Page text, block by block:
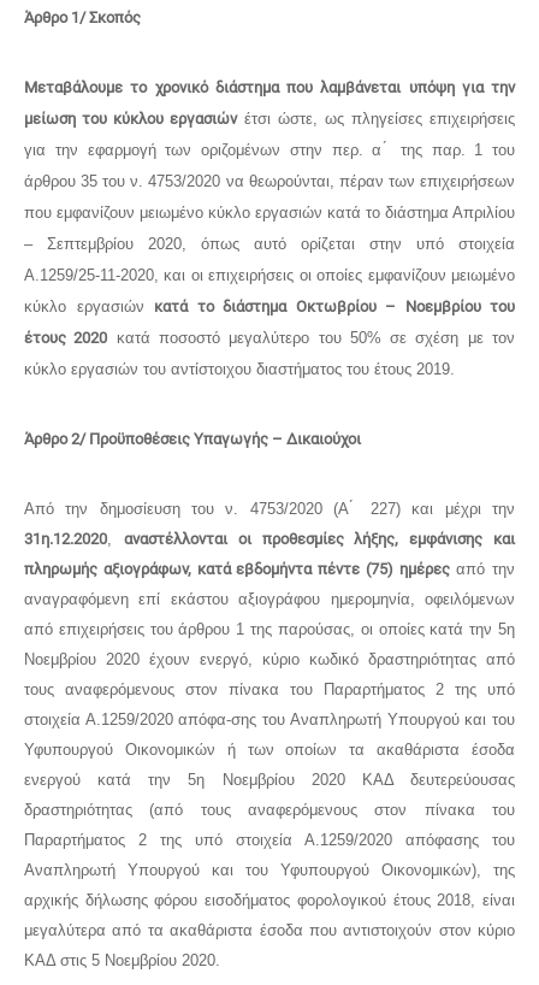
Άρθρο 1/ Σκοπός
Μεταβάλουμε το χρονικό διάστημα που λαμβάνεται υπόψη για την
μείωση του κύκλου εργασιώνέτσι ώστε, ως πληγείσες επιχειρήσεις
για την εφαρμογή των οριζομένων στην περ. α ́ της παρ. 1 του
άρθρου 35 του ν. 4753/2020 να θεωρούνται, πέραν των επιχειρήσεων
που εμφανίζουν μειωμένο κύκλο εργασιών κατά το διάστημα Απριλίου
– Σεπτεμβρίου 2020, όπως αυτό ορίζεται στην υπό στοιχεία
Α.1259/25-11-2020, και οι επιχειρήσεις οι οποίες εμφανίζουν μειωμένο
κύκλο εργασιών κατά το διάστημα Οκτωβρίου – Νοεμβρίου του
έτους 2020 κατά ποσοστό μεγαλύτερο του 50% σε σχέση με τον
κύκλο εργασιών του αντίστοιχου διαστήματος του έτους 2019.
Άρθρο 2/ Προϋποθέσεις Υπαγωγής – Δικαιούχοι
Από την δημοσίευση του ν. 4753/2020 (Α ́ 227) και μέχρι την
31η.12.2020
αναστέλλονται οι προθεσμίες λήξης, εμφάνισης και
πληρωμής αξιογράφων, κατά εβδομήντα πέντε (75) ημέρεςαπό την
αναγραφόμενη επί εκάστου αξιογράφου ημερομηνία, οφειλόμενων
από επιχειρήσεις του άρθρου 1 της παρούσας, οι οποίες κατά την 5η
Νοεμβρίου 2020 έχουν ενεργό, κύριο κωδικό δραστηριότητας από
τους αναφερόμενους στον πίνακα του Παραρτήματος 2 της υπό
στοιχεία Α.1259/2020 απόφα-σης του Αναπληρωτή Υπουργού και του
Υφυπουργού Οικονομικών ή των οποίων τα ακαθάριστα έσοδα
ενεργού κατά την 5η Νοεμβρίου 2020 ΚΑΔ δευτερεύουσας
δραστηριότητας (από τους αναφερόμενους στον πίνακα του
Παραρτήματος 2 της υπό στοιχεία Α.1259/2020 απόφασης του
Αναπληρωτή Υπουργού και του Υφυπουργού Οικονομικών), της
αρχικής δήλωσης φόρου εισοδήματος φορολογικού έτους 2018, είναι
μεγαλύτερα από τα ακαθάριστα έσοδα που αντιστοιχούν στον κύριο
ΚΑΔ στις 5 Νοεμβρίου 2020.